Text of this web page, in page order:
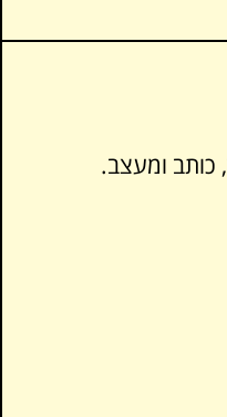
כותב ומעצב.